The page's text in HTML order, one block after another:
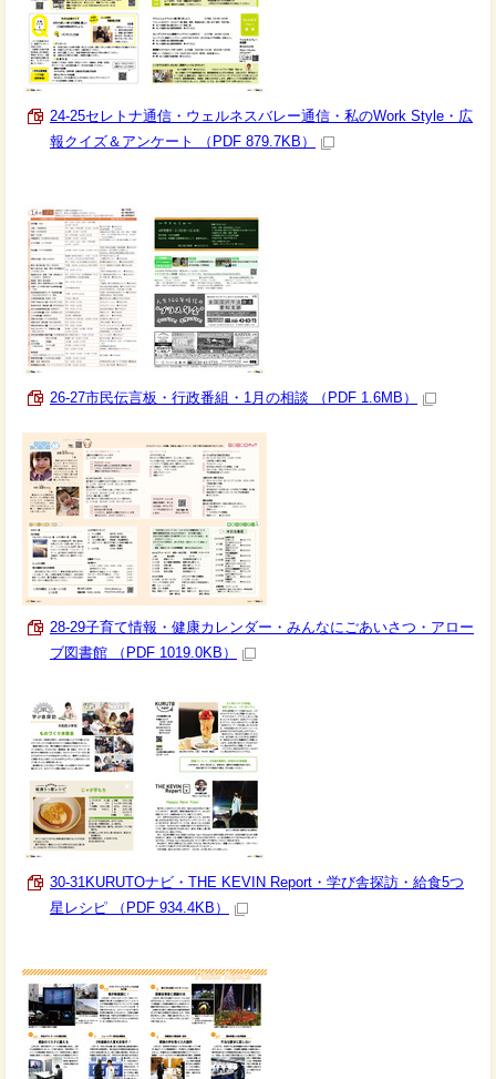
24-25セレトナ通信・ウェルネスバレー通信・私のWork Style・広
報クイズ＆アンケート （PDF 879.7KB）
26-27市民伝言板・行政番組・1月の相談 （PDF 1.6MB）
28-29子育て情報・健康カレンダー・みんなにごあいさつ・アロー
ブ図書館 （PDF 1019.0KB）
30-31KURUTOナビ・THE KEVIN Report・学び舎探訪・給食5つ
星レシピ （PDF 934.4KB）